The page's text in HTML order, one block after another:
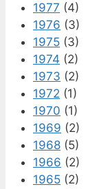
1977 (4)
1976 (3)
1975 (3)
1974 (2)
1973 (2)
1972 (1)
1970 (1)
1969 (2)
1968 (5)
1966 (2)
1965 (2)